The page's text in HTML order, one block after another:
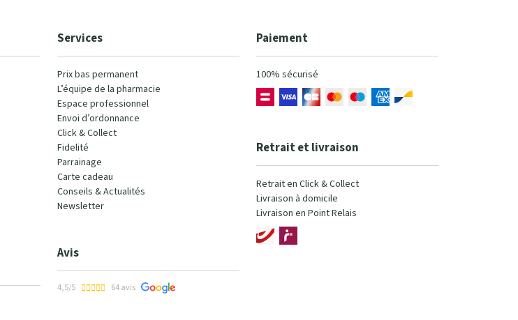
Services
Prix bas permanent
L’équipe de la pharmacie
Espace professionnel
Envoi d’ordonnance
Click & Collect
Fidelité
Parrainage
Carte cadeau
Conseils & Actualités
Newsletter
Avis
4,5/5 64 avis
Paiement
100% sécurisé
Retrait et livraison
Retrait en Click & Collect
Livraison à domicile
Livraison en Point Relais